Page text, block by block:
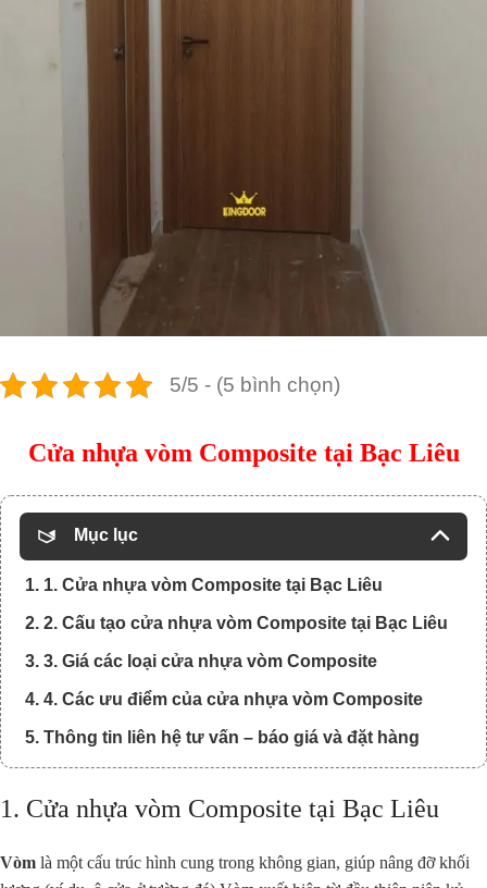
5/5 - (5 bình chọn)
Cửa nhựa vòm Composite tại Bạc Liêu
Mục lục
1. 1. Cửa nhựa vòm Composite tại Bạc Liêu
2. 2. Cấu tạo cửa nhựa vòm Composite tại Bạc Liêu
3. 3. Giá các loại cửa nhựa vòm Composite
4. 4. Các ưu điểm của cửa nhựa vòm Composite
5. Thông tin liên hệ tư vấn – báo giá và đặt hàng
1. Cửa nhựa vòm Composite tại Bạc Liêu
Vòm là một cấu trúc hình cung trong không gian, giúp nâng đỡ khối